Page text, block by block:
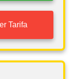
Tarifa